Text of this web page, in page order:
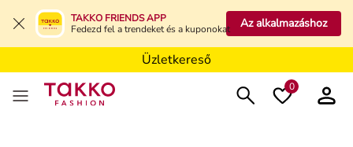
TAKKO FRIENDS APP
Fedezd fel a trendeket és a kuponokat
Az alkalmazáshoz
Üzletkereső
Üzletkereső
0